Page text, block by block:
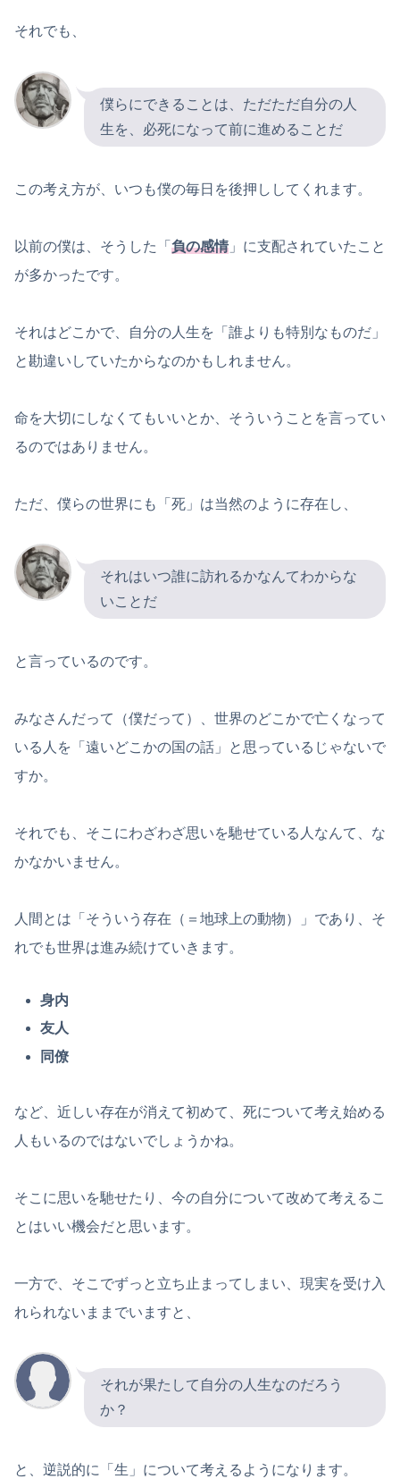
それでも、
僕らにできることは、ただただ自分の人
生を、必死になって前に進めることだ
この考え方が、いつも僕の毎日を後押ししてくれます。
以前の僕は、そうした「 負の感情」に支配されていたこと
が多かったです。
それはどこかで、自分の人生を「誰よりも特別なものだ」
と勘違いしていたからなのかもしれません。
命を大切にしなくてもいいとか、そういうことを言ってい
るのではありません。
ただ、僕らの世界にも「死」は当然のように存在し、
それはいつ誰に訪れるかなんてわからな
いことだ
と言っているのです。
みなさんだって（僕だって）、世界のどこかで亡くなって
いる人を「遠いどこかの国の話」と思っているじゃないで
すか。
それでも、そこにわざわざ思いを馳せている人なんて、な
かなかいません。
人間とは「そういう存在（＝地球上の動物）」であり、そ
れでも世界は進み続けていきます。
身内
友人
同僚
など、近しい存在が消えて初めて、死について考え始める
人もいるのではないでしょうかね。
そこに思いを馳せたり、今の自分について改めて考えるこ
とはいい機会だと思います。
一方で、そこでずっと立ち止まってしまい、現実を受け入
れられないままでいますと、
それが果たして自分の人生なのだろう
か？
と、逆説的に「生」について考えるようになります。